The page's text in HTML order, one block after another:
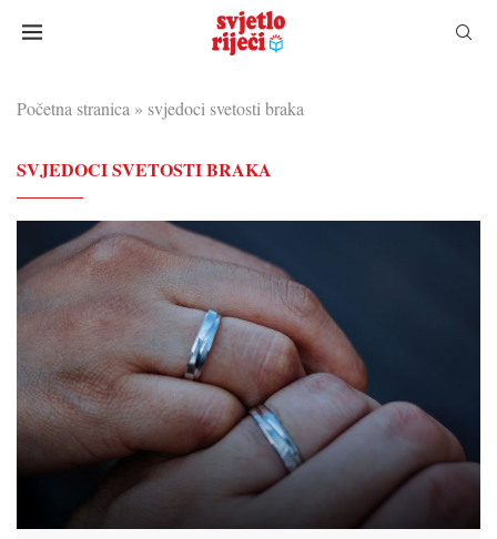
Početna stranica » svjedoci svetosti braka
SVJEDOCI SVETOSTI BRAKA